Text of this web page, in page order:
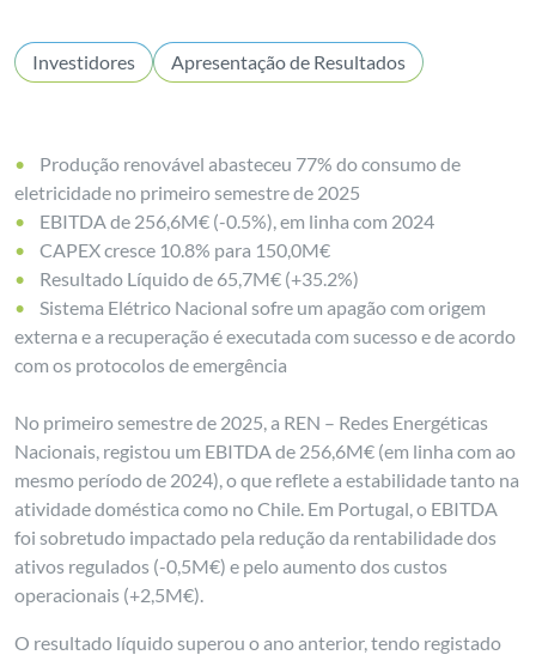
Investidores Apresentação de Resultados
Produção renovável abasteceu 77% do consumo de
eletricidade no primeiro semestre de 2025
EBITDA de 256,6M€ (-0.5%), em linha com 2024
CAPEX cresce 10.8% para 150,0M€
Resultado Líquido de 65,7M€ (+35.2%)
Sistema Elétrico Nacional sofre um apagão com origem
externa e a recuperação é executada com sucesso e de acordo
com os protocolos de emergência
No primeiro semestre de 2025, a REN – Redes Energéticas
Nacionais, registou um EBITDA de 256,6M€ (em linha com ao
mesmo período de 2024), o que reflete a estabilidade tanto na
atividade doméstica como no Chile. Em Portugal, o EBITDA
foi sobretudo impactado pela redução da rentabilidade dos
ativos regulados (-0,5M€) e pelo aumento dos custos
operacionais (+2,5M€).
O resultado líquido superou o ano anterior, tendo registado